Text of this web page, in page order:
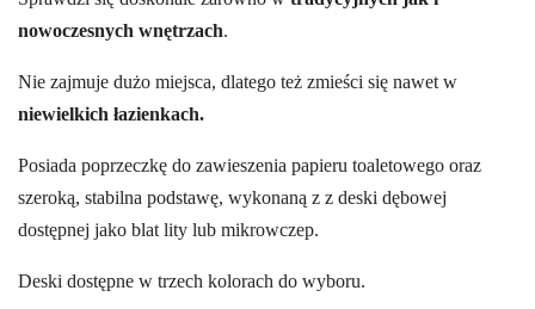
nowoczesnych wnętrzach.
Nie zajmuje dużo miejsca, dlatego też zmieści się nawet w
niewielkich łazienkach.
Posiada poprzeczkę do zawieszenia papieru toaletowego oraz
szeroką, stabilna podstawę, wykonaną z z deski dębowej
dostępnej jako blat lity lub mikrowczep.
Deski dostępne w trzech kolorach do wyboru.